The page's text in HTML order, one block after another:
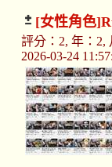
[女性角色]
評分：2, 年：2,
2026-03-24